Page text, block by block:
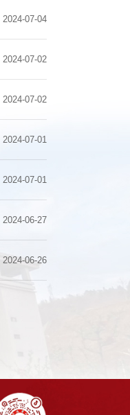
2024-07-04
2024-07-02
2024-07-02
2024-07-01
2024-07-01
2024-06-27
2024-06-26